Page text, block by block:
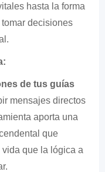
hasta la forma
decisiones
de tus guías
mensajes directos
aporta una
que
que la lógica a